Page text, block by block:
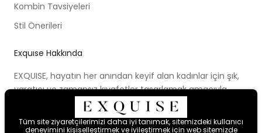
Kombin Tavsiyeleri
Stil Önerileri
Exquıse Hakkında
EXQUISE, hayatın her anından keyif alan kadınlar için şık,
yaratıcı ve zamansız kıyafetler tasarlamak amacıyla
kurulmuştur. Kurulduğu ilk günden beri ortaya koymaya
çalıştığı modern tasarım anlayışı, cesur renk paletleri,
yenilikçi kalıpları ve farklı bakış açısıyla kadınları hayal
Tüm site ziyaretçilerimizi daha iyi tanımak, sitemizdeki kullanıcı
deneyimini kişiselleştirmek ve iyileştirmek için web sitemizde